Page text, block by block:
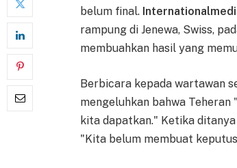
belum final.
rampung di Jenewa, Swiss,
membuahkan hasil yang
Berbicara kepada wartawan
mengeluhkan bahwa
kita dapatkan." Ketika
"Kita belum membuat